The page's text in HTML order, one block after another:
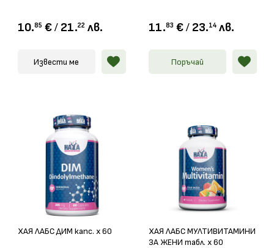
10.85 € / 21.22 лв.
Извести ме
11.83 € / 23.14 лв.
Поръчай
ХАЯ ЛАБС ДИМ капс. х 60
ХАЯ ЛАБС МУЛТИВИТАМИНИ
ЗА ЖЕНИ табл. х 60